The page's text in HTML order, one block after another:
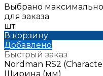
Выбрано
для заказа
шт.
В корзину
Добавлено
Быстрый заказ
Nordman RS2
Ширина (мм)